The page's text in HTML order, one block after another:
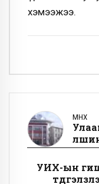
хэмээжээ.
ӨМНӨХ
УИХ-ын